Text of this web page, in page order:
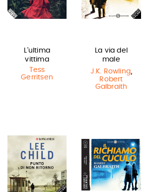
L'ultima
vittima
Tess
Gerritsen
La via del
male
J.K. Rowling,
Robert
Galbraith